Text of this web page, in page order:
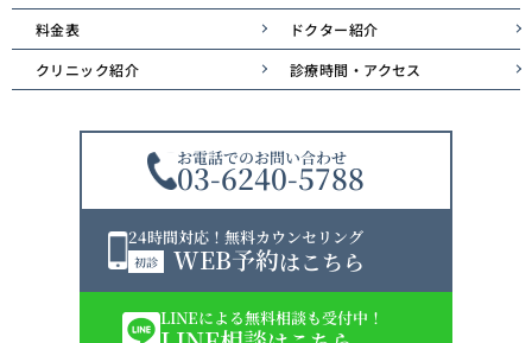
料金表
ドクター紹介
クリニック紹介
診療時間・アクセス
お電話でのお問い合わせ
03-6240-5788
24時間対応！無料カウンセリング
初診 WEB予約はこちら
LINEによる無料相談も受付中！